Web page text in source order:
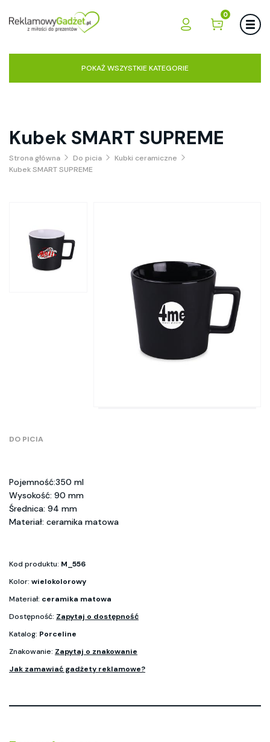
0
POKAŻ WSZYSTKIE KATEGORIE
Kubek SMART SUPREME
Strona główna Do picia
Kubki ceramiczne
Kubek SMART SUPREME
DO PICIA
Pojemność:350 ml
Wysokość: 90 mm
Średnica: 94 mm
Materiał: ceramika matowa
Kod produktu: M_556
Kolor: wielokolorowy
Materiał: ceramika matowa
Dostępność: Zapytaj o dostępność
Katalog: Porceline
Znakowanie: Zapytaj o znakowanie
Jak zamawiać gadżety reklamowe?